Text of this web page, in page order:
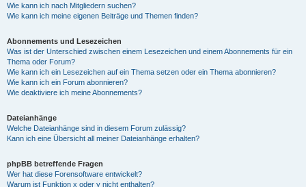
Wie kann ich nach Mitgliedern suchen?
Wie kann ich meine eigenen Beiträge und Themen finden?
Abonnements und Lesezeichen
Was ist der Unterschied zwischen einem Lesezeichen und einem Abonnements für ein
Thema oder Forum?
Wie kann ich ein Lesezeichen auf ein Thema setzen oder ein Thema abonnieren?
Wie kann ich ein Forum abonnieren?
Wie deaktiviere ich meine Abonnements?
Dateianhänge
Welche Dateianhänge sind in diesem Forum zulässig?
Kann ich eine Übersicht all meiner Dateianhänge erhalten?
phpBB betreffende Fragen
Wer hat diese Forensoftware entwickelt?
Warum ist Funktion x oder y nicht enthalten?